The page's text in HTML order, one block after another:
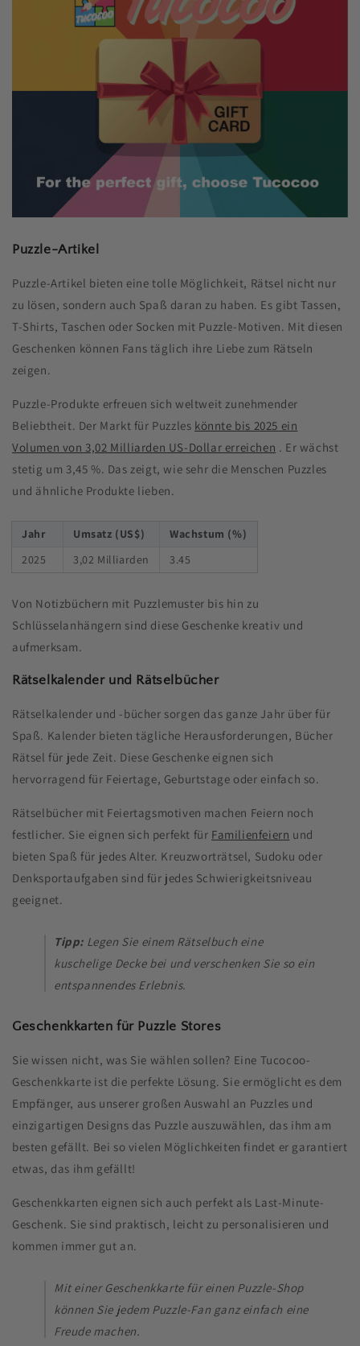
Puzzle-Artikel
Puzzle-Artikel bieten eine tolle Möglichkeit, Rätsel nicht nur
zu lösen, sondern auch Spaß daran zu haben. Es gibt Tassen,
T-Shirts, Taschen oder Socken mit Puzzle-Motiven. Mit diesen
Geschenken können Fans täglich ihre Liebe zum Rätseln
zeigen.
Puzzle-Produkte erfreuen sich weltweit zunehmender
Beliebtheit. Der Markt für Puzzles könnte bis 2025 ein
Volumen von 3,02 Milliarden US-Dollar erreichen . Er wächst
stetig um 3,45 %. Das zeigt, wie sehr die Menschen Puzzles
und ähnliche Produkte lieben.
Jahr Umsatz (US$)
Wachstum (%)
2025
3,02 Milliarden 3.45
Von Notizbüchern mit Puzzlemuster bis hin zu
Schlüsselanhängern sind diese Geschenke kreativ und
aufmerksam.
Rätselkalender und Rätselbücher
Rätselkalender und -bücher sorgen das ganze Jahr über für
Spaß. Kalender bieten tägliche Herausforderungen, Bücher
Rätsel für jede Zeit. Diese Geschenke eignen sich
hervorragend für Feiertage, Geburtstage oder einfach so.
Rätselbücher mit Feiertagsmotiven machen Feiern noch
festlicher. Sie eignen sich perfekt für Familienfeiern und
bieten Spaß für jedes Alter. Kreuzworträtsel, Sudoku oder
Denksportaufgaben sind für jedes Schwierigkeitsniveau
geeignet.
Tipp: Legen Sie einem Rätselbuch eine
kuschelige Decke bei und verschenken Sie so ein
entspannendes Erlebnis.
Geschenkkarten für Puzzle Stores
Sie wissen nicht, was Sie wählen sollen? Eine Tucocoo-
Geschenkkarte ist die perfekte Lösung. Sie ermöglicht es dem
Empfänger, aus unserer großen Auswahl an Puzzles und
einzigartigen Designs das Puzzle auszuwählen, das ihm am
besten gefällt. Bei so vielen Möglichkeiten findet er garantiert
etwas, das ihm gefällt!
Geschenkkarten eignen sich auch perfekt als Last-Minute-
Geschenk. Sie sind praktisch, leicht zu personalisieren und
kommen immer gut an.
Mit einer Geschenkkarte für einen Puzzle-Shop
können Sie jedem Puzzle-Fan ganz einfach eine
Freude machen.